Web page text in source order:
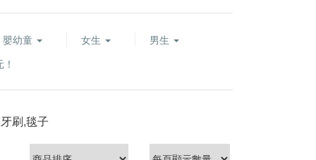
嬰幼童 女生
男生